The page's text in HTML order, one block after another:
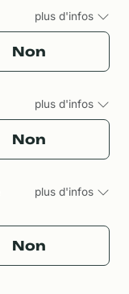
plus d'infos
Non
plus d'infos
Non
plus d'infos
Non